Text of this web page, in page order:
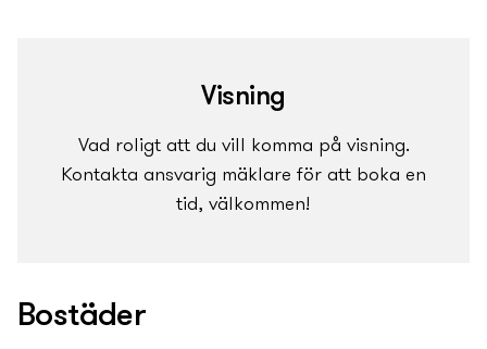
Visning
Vad roligt att du vill komma på visning.
Kontakta ansvarig mäklare för att boka en
tid, välkommen!
Bostäder